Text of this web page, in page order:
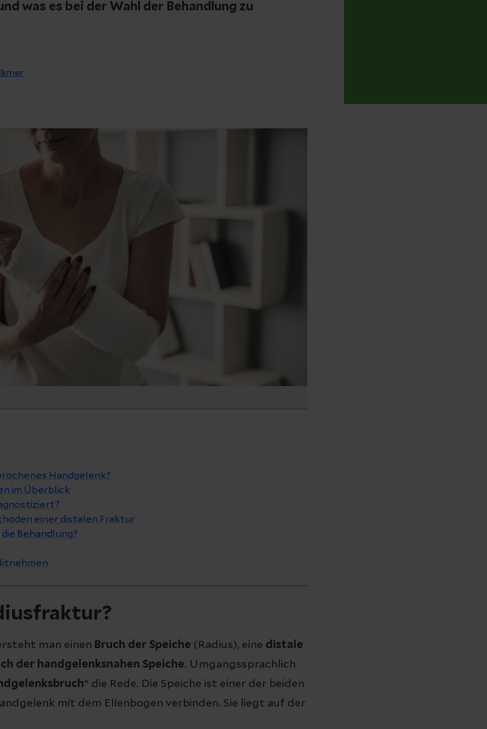
was es bei der Wahl der Behandlung zu
Handgelenk?
im Überblick
einer distalen Fraktur
Behandlung?
man einen Bruch der Speiche (Radius), eine distale
der handgelenksnahen Speiche. Umgangssprachlich
“ die Rede. Die Speiche ist einer der beiden
mit dem Ellenbogen verbinden. Sie liegt auf der